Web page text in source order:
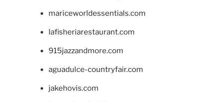
mariceworldessentials.com
lafisheriarestaurant.com
915jazzandmore.com
aguadulce-countryfair.com
jakehovis.com